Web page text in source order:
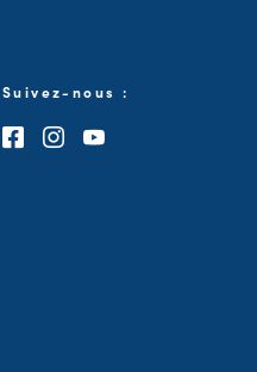
Suivez-nous :
Consultez notre page
Consultez notre
Consultez